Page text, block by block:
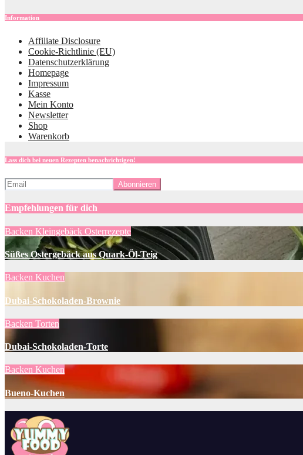
Information
Affiliate Disclosure
Cookie-Richtlinie (EU)
Datenschutzerklärung
Homepage
Impressum
Kasse
Mein Konto
Newsletter
Shop
Warenkorb
Lass dich bei neuen Rezepten benachrichtigen!
Empfehlungen für dich
Backen Kleingebäck Osterrezepte
Süßes Ostergebäck aus Quark-Öl-Teig
Backen Kuchen
Dubai-Schokoladen-Brownie
Backen Torten
Dubai-Schokoladen-Torte
Backen Kuchen
Bueno-Kuchen